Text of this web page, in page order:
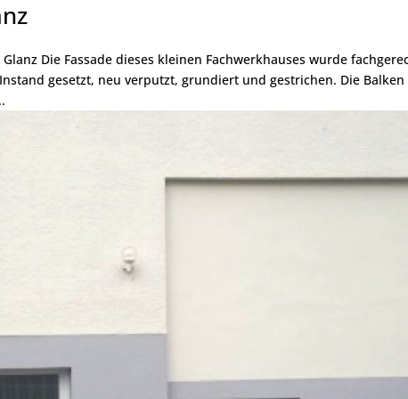
Die Fassade dieses kleinen Fachwerkhauses wurde
gesetzt, neu verputzt, grundiert und gestrichen. Die Balken